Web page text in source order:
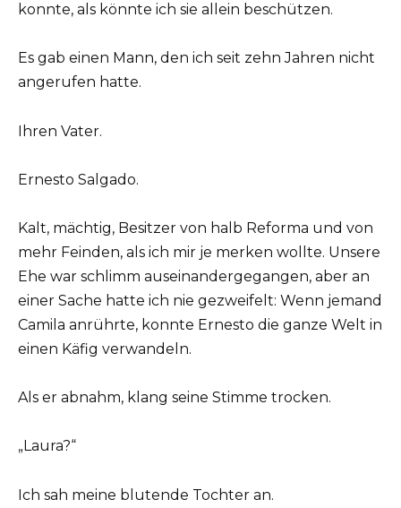
konnte, als könnte ich sie allein beschützen.
Es gab einen Mann, den ich seit zehn Jahren nicht
angerufen hatte.
Ihren Vater.
Ernesto Salgado.
Kalt, mächtig, Besitzer von halb Reforma und von
mehr Feinden, als ich mir je merken wollte. Unsere
Ehe war schlimm auseinandergegangen, aber an
einer Sache hatte ich nie gezweifelt: Wenn jemand
Camila anrührte, konnte Ernesto die ganze Welt in
einen Käfig verwandeln.
Als er abnahm, klang seine Stimme trocken.
„Laura?“
Ich sah meine blutende Tochter an.